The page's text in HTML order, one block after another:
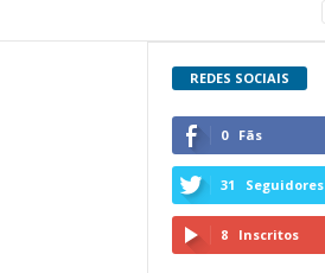
REDES SOCIAIS
0 Fãs
31 Seguidores
8 Inscritos